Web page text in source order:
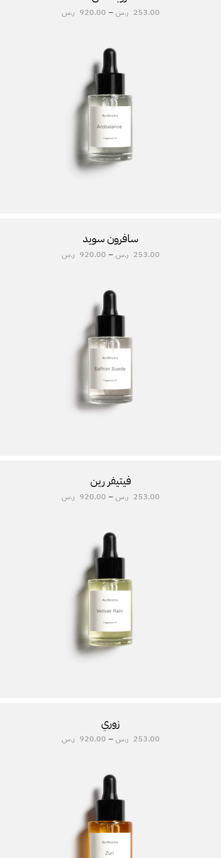
253.00 ر.س –
920.00 ر.س
سافرون سويد
253.00 ر.س –
920.00 ر.س
فيتيفر رين
253.00 ر.س –
920.00 ر.س
زوري
253.00 ر.س –
920.00 ر.س